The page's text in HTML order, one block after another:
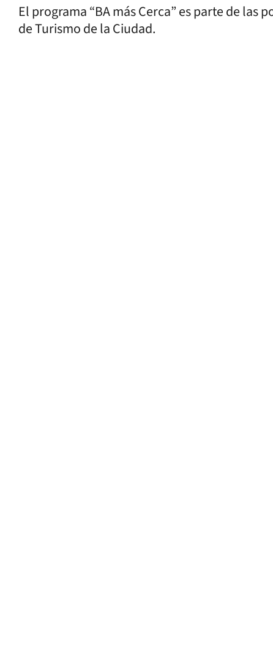
El programa “BA más Cerca” es parte de
de Turismo de la Ciudad.